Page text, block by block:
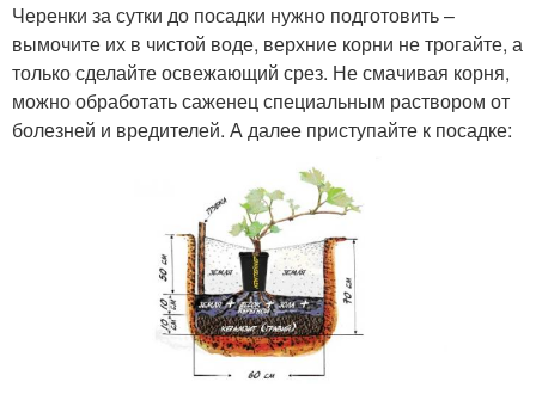
Черенки за сутки до посадки нужно подготовить –
вымочите их в чистой воде, верхние корни не трогайте, а
только сделайте освежающий срез. Не смачивая корня,
можно обработать саженец специальным раствором от
болезней и вредителей. А далее приступайте к посадке: